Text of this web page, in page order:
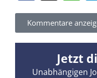
Kommentare
Jetzt
Unabhängigen